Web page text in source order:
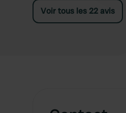
Voir tous les 22 avis